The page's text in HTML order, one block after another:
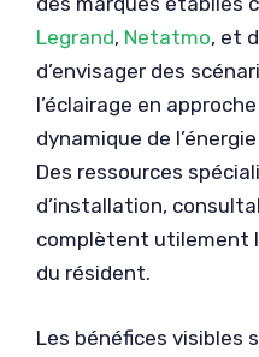
Legrand, Netatmo, et
d’envisager des
l’éclairage en
dynamique de
Des ressources
d’installation,
complètent utilement
du résident.
Les bénéfices visibles